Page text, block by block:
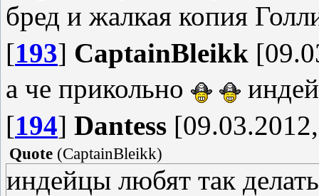
бред и жалкая копия
[193] CaptainBleikk
а че прикольно
[194] Dantess
Quote (CaptainBleikk)
индейцы любят так делать